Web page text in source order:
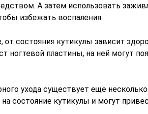
А затем использовать
избежать воспаления.
состояния кутикулы зависит
ногтевой пластины, на ней могут
ухода существует еще
состояние кутикулы и могут